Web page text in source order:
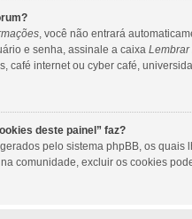
, você não entrará
e senha, assinale a caixa Lembrar
café internet ou cyber café,
deste painel” faz?
pelo sistema phpBB, os
comunidade, excluir os cookies